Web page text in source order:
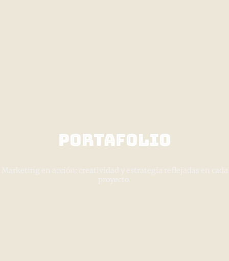
Portafolio
Marketing en acción: creatividad y estrategia reflejadas en cada
proyecto.